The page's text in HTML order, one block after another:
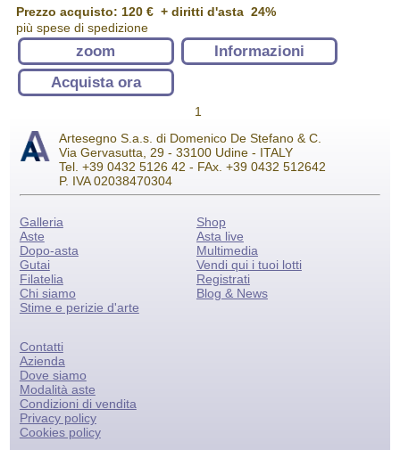
Prezzo acquisto: 120 €+ diritti d'asta 24%
più spese di spedizione
zoom
Informazioni
Acquista ora
1
Artesegno S.a.s. di Domenico De Stefano & C.
Via Gervasutta, 29 - 33100 Udine - ITALY
Tel. +39 0432 5126 42 - FAx. +39 0432 512642
P. IVA 02038470304
Galleria
Aste
Dopo-asta
Gutai
Filatelia
Chi siamo
Stime e perizie d'arte
Shop
Asta live
Multimedia
Vendi qui i tuoi lotti
Registrati
Blog & News
Contatti
Azienda
Dove siamo
Modalità aste
Condizioni di vendita
Privacy policy
Cookies policy